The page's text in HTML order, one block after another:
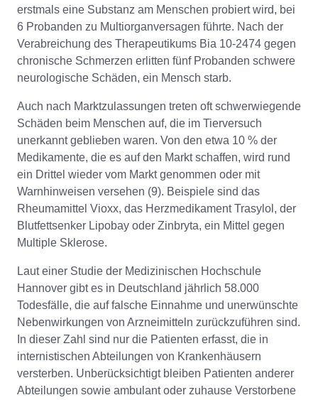
erstmals eine Substanz am Menschen probiert wird, bei
6 Probanden zu Multiorganversagen führte. Nach der
Verabreichung des Therapeutikums Bia 10-2474 gegen
chronische Schmerzen erlitten fünf Probanden schwere
neurologische Schäden, ein Mensch starb.
Auch nach Marktzulassungen treten oft schwerwiegende
Schäden beim Menschen auf, die im Tierversuch
unerkannt geblieben waren. Von den etwa 10 % der
Medikamente, die es auf den Markt schaffen, wird rund
ein Drittel wieder vom Markt genommen oder mit
Warnhinweisen versehen (9). Beispiele sind das
Rheumamittel Vioxx, das Herzmedikament Trasylol, der
Blutfettsenker Lipobay oder Zinbryta, ein Mittel gegen
Multiple Sklerose.
Laut einer Studie der Medizinischen Hochschule
Hannover gibt es in Deutschland jährlich 58.000
Todesfälle, die auf falsche Einnahme und unerwünschte
Nebenwirkungen von Arzneimitteln zurückzuführen sind.
In dieser Zahl sind nur die Patienten erfasst, die in
internistischen Abteilungen von Krankenhäusern
versterben. Unberücksichtigt bleiben Patienten anderer
Abteilungen sowie ambulant oder zuhause Verstorbene